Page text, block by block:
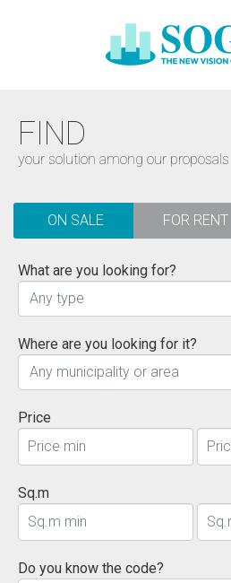
FIND
your solution among our proposals
ON SALE FOR RENT
What are you looking for?
Any type
Where are you looking for it?
Any municipality or area
Price
Sq.m
Do you know the code?